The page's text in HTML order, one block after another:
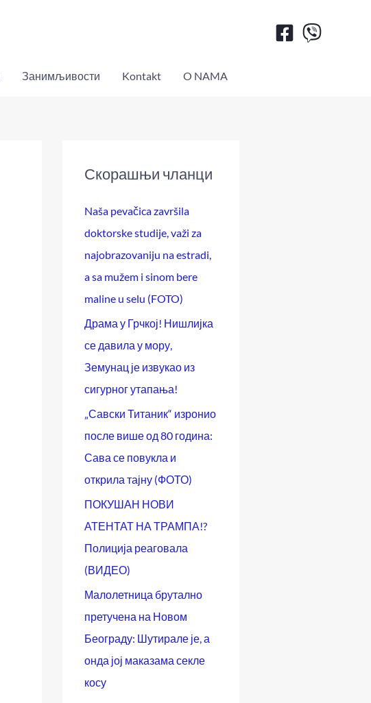
Занимљивости Kontakt O NAMA
Скорашњи чланци
Naša pevačica završila
doktorske studije, važi za
najobrazovaniju na estradi,
a sa mužem i sinom bere
maline u selu (FOTO)
Драма у Грчкој! Нишлијка
се давила у мору,
Земунац је извукао из
сигурног утапања!
„Савски Титаник“ изронио
после више од 80 година:
Сава се повукла и
открила тајну (ФОТО)
ПОКУШАН НОВИ
АТЕНТАТ НА ТРАМПА!?
Полиција реаговала
(ВИДЕО)
Малолетница брутално
претучена на Новом
Београду: Шутирале је, а
онда јој маказама секле
косу